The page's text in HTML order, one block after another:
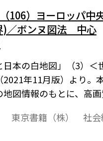
（106）ヨーロッパ中
)／ボンヌ図法 中心
本の白地図」（3）＜
2021年11月版）より。
地図情報のもとに、高
ト作成などで，自由に
東京書籍（株） 社会